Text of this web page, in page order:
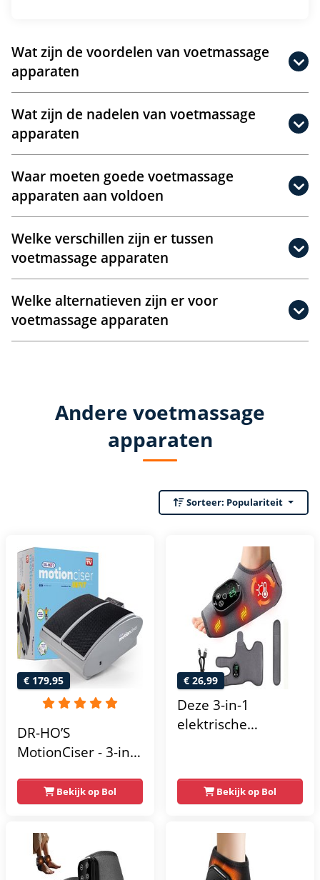
Wat zijn de voordelen van voetmassage
apparaten
Wat zijn de nadelen van voetmassage
apparaten
Waar moeten goede voetmassage
apparaten aan voldoen
Welke verschillen zijn er tussen
voetmassage apparaten
Welke alternatieven zijn er voor
voetmassage apparaten
Andere voetmassage
apparaten
Sorteer: Populariteit
€ 179,95
DR-HO’S
MotionCiser - 3-in-1
Warmtetherapie -
Loopsimulatie -
Vibratietechnologie
Bekijk op Bol
€ 26,99
Deze 3-in-1
elektrische
3000mAh-batterij
die de
bevordert, 3
standen en 6
Bekijk op Bol